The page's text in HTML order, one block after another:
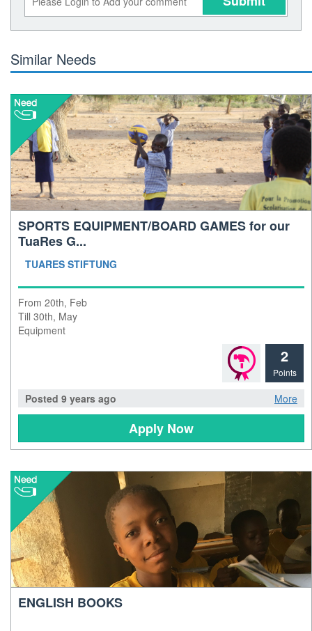
Similar Needs
SPORTS EQUIPMENT/BOARD GAMES for our
TuaRes G...
TUARES STIFTUNG
From 20th, Feb
Till 30th, May
Equipment
2
Points
Posted 9 years ago More
Apply Now
ENGLISH BOOKS